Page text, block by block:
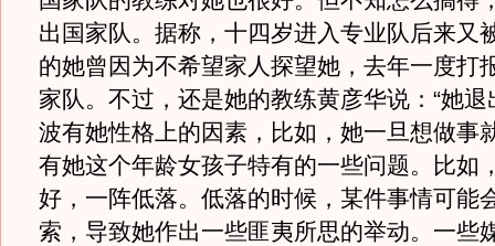
出国家队。据称，十四岁进入专业队后来又
的她曾因为不希望家人探望她，去年一度打
家队。不过，还是她的教练黄彦华说：“她
波有她性格上的因素，比如，她一旦想做事
有她这个年龄女孩子特有的一些问题。比如
好，一阵低落。低落的时候，某件事情可能
索，导致她作出一些匪夷所思的举动。一些